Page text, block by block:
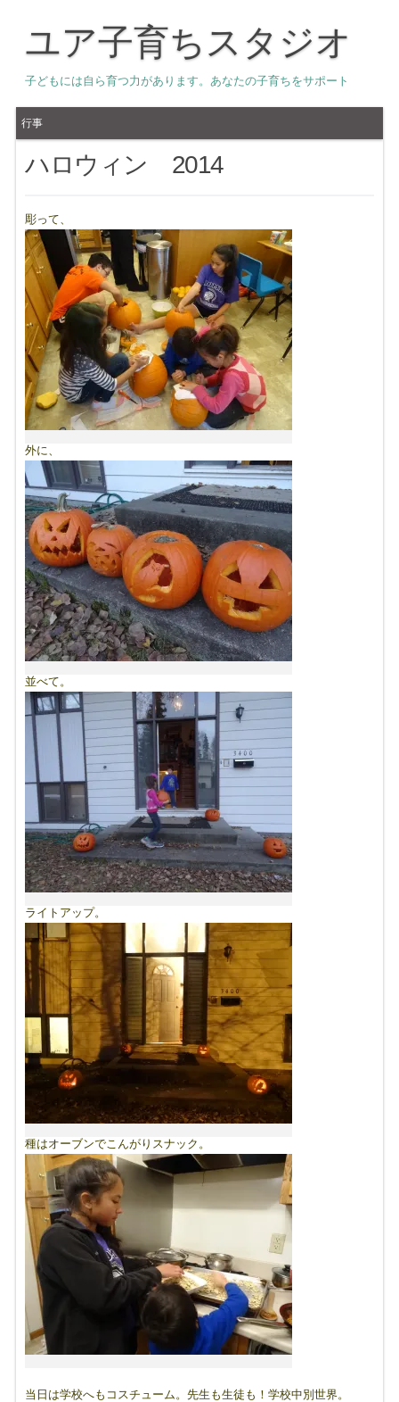
ユア子育ちスタジオ
子どもには自ら育つ力があります。あなたの子育ちをサポート
行事
ハロウィン 2014
彫って、
外に、
並べて。
ライトアップ。
種はオーブンでこんがりスナック。
当日は学校へもコスチューム。先生も生徒も！学校中別世界。